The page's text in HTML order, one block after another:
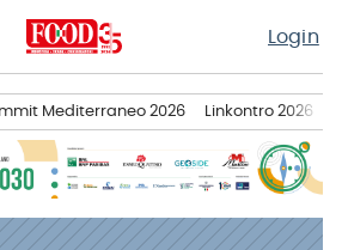
Login
Mediterraneo 2026 Linkontro 2026